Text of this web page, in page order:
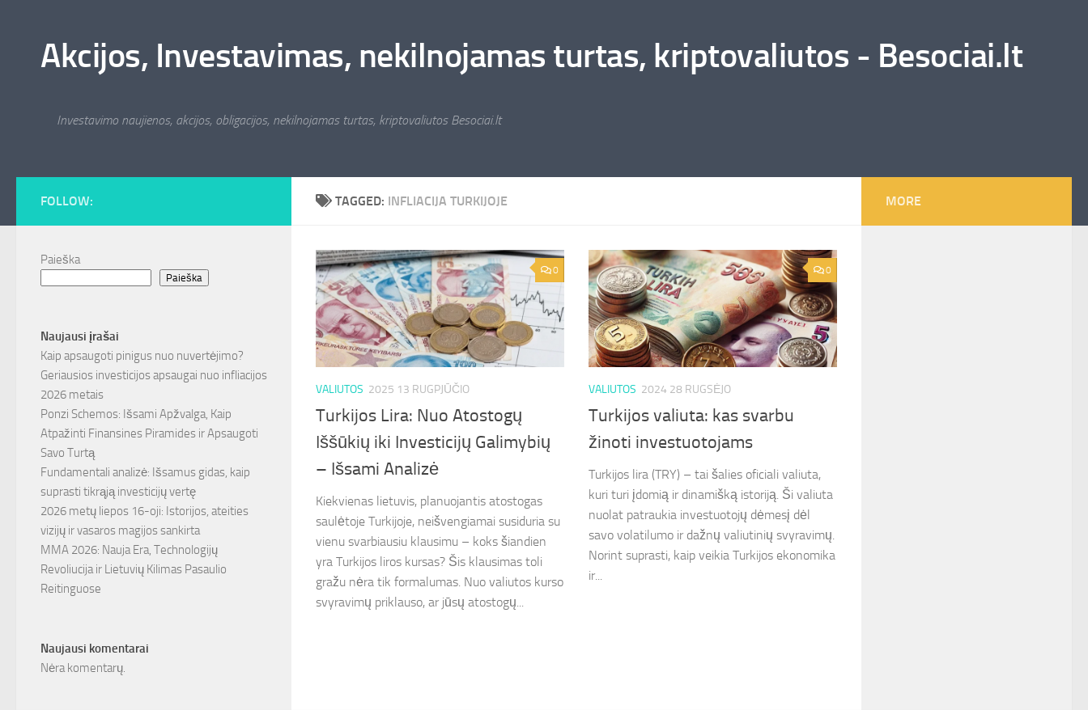
Akcijos, Investavimas, nekilnojamas turtas, kriptovaliutos - Besociai.lt
Investavimo naujienos, akcijos, obligacijos, nekilnojamas turtas, kriptovaliutos Besociai.lt
TAGGED: INFLIACIJA TURKIJOJE
0
VALIUTOS 2025 13 RUGPJŪČIO
Turkijos Lira: Nuo Atostogų
Iššūkių iki Investicijų Galimybių
– Išsami Analizė
Kiekvienas lietuvis, planuojantis atostogas
saulėtoje Turkijoje, neišvengiamai susiduria su
vienu svarbiausiu klausimu – koks šiandien
yra Turkijos liros kursas? Šis klausimas toli
gražu nėra tik formalumas. Nuo valiutos kurso
svyravimų priklauso, ar jūsų atostogų...
0
VALIUTOS 2024 28 RUGSĖJO
Turkijos valiuta: kas svarbu
žinoti investuotojams
Turkijos lira (TRY) – tai šalies oficiali valiuta,
kuri turi įdomią ir dinamišką istoriją. Ši valiuta
nuolat patraukia investuotojų dėmesį dėl
savo volatilumo ir dažnų valiutinių svyravimų.
Norint suprasti, kaip veikia Turkijos ekonomika
ir...
FOLLOW:
Paieška
Paieška
Naujausi įrašai
Kaip apsaugoti pinigus nuo nuvertėjimo?
Geriausios investicijos apsaugai nuo infliacijos
2026 metais
Ponzi Schemos: Išsami Apžvalga, Kaip
Atpažinti Finansines Piramides ir Apsaugoti
Savo Turtą
Fundamentali analizė: Išsamus gidas, kaip
suprasti tikrąją investicijų vertę
2026 metų liepos 16-oji: Istorijos, ateities
vizijų ir vasaros magijos sankirta
MMA 2026: Nauja Era, Technologijų
Revoliucija ir Lietuvių Kilimas Pasaulio
Reitinguose
Naujausi komentarai
Nėra komentarų.
MORE